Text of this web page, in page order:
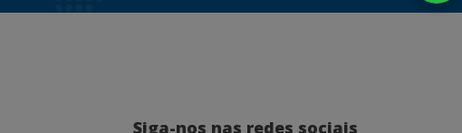
Siga-nos nas redes sociais